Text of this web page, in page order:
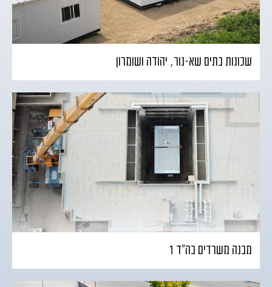
שכונות בתים שא-נור, יהודה ושומרון
מבנה משרדים בה"ד 1